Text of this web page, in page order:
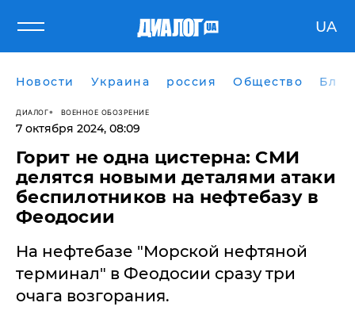
UA
Новости Украина россия Общество
ДИАЛОГ ВОЕННОЕ ОБОЗРЕНИЕ
7 октября 2024, 08:09
​Горит не одна цистерна: СМИ
делятся новыми деталями атаки
беспилотников на нефтебазу в
Феодосии
На нефтебазе "Морской нефтяной
терминал" в Феодосии сразу три
очага возгорания.